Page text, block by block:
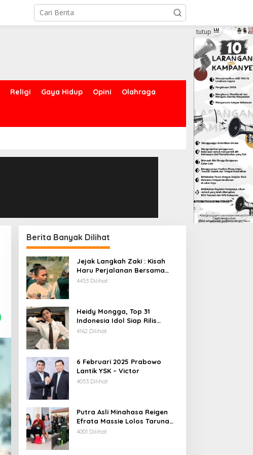
Religi Gaya Hidup Opini Olahraga
tutup
Berita Banyak Dilihat
Jejak Langkah Zaki : Kisah
Haru Perjalanan Bersama
Daeng Anpes
4453 Dilihat
Heidy Mongga, Top 31
Indonesia Idol Siap Rilis
Single Terbaru
4162 Dilihat
6 Februari 2025 Prabowo
Lantik YSK – Victor
4053 Dilihat
Putra Asli Minahasa Reigen
Efrata Massie Lolos Taruna
Akpol 2026, Bukti Rekrutmen
4001 Dilihat